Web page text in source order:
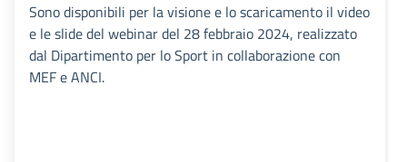
Sono disponibili per la visione e lo scaricamento il video
e le slide del webinar del 28 febbraio 2024, realizzato
dal Dipartimento per lo Sport in collaborazione con
MEF e ANCI.